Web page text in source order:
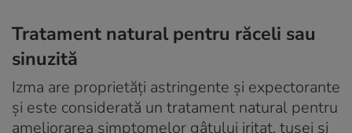
Tratament natural pentru răceli sau
sinuzită
Izma are proprietăți astringente și expectorante
și este considerată un tratament natural pentru
ameliorarea simptomelor gâtului iritat, tusei și